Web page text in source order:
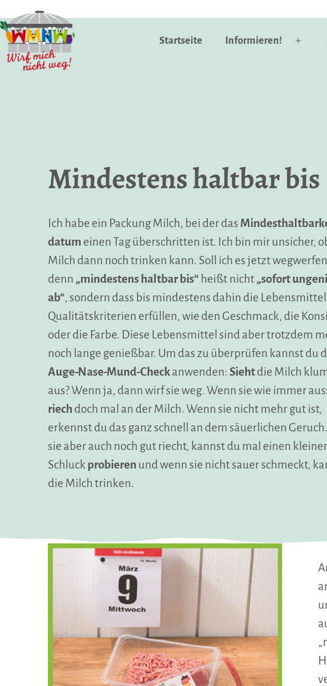
Inhalt
springen
Lebensmittelverschwendung
Startseite Informieren!
Menü
Mindestens haltbar bis
Ich habe ein Packung Milch, bei der das
datum einen Tag überschritten ist. Ich bin mir unsicher,
Milch dann noch trinken kann. Soll ich es jetzt
denn „mindestens haltbar bis“ heißt nicht„sofort
ab“, sondern dass bis mindestens dahin die
Qualitätskriterien erfüllen, wie den Geschmack, die
oder die Farbe. Diese Lebensmittel sind aber trotzdem
noch lange genießbar. Um das zu überprüfen kannst du
Auge-Nase-Mund-Checkanwenden: Siehtdie Milch
aus? Wenn ja, dann wirf sie weg. Wenn sie wie immer
riech doch mal an der Milch. Wenn sie nicht mehr gut ist,
erkennst du das ganz schnell an dem säuerlichen
sie aber auch noch gut riecht, kannst du mal einen
Schluck probieren und wenn sie nicht sauer schmeckt,
die Milch trinken.